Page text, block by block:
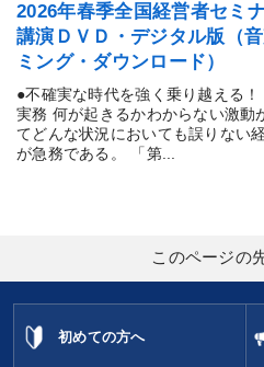
2026年春季全国経営者セミ
講演ＤＶＤ・デジタル版（
ミング・ダウンロード）
●不確実な時代を強く乗り越える
実務 何が起きるかわからない激動
てどんな状況においても誤りない
が急務である。 「第...
このページの
初めての方へ